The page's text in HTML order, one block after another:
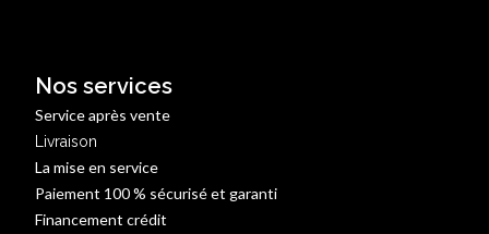
Nos services
Service après vente
Livraison
La mise en service
Paiement 100 % sécurisé et garanti
Financement crédit